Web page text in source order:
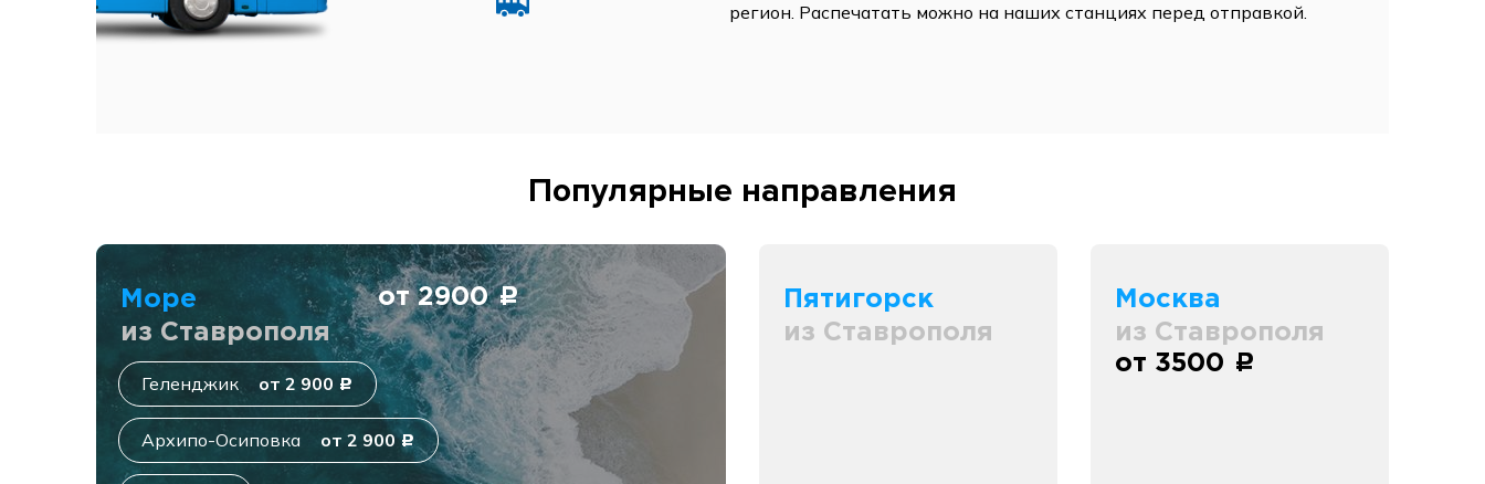
регион. Распечатать можно на наших станциях перед отправкой.
Популярные направления
Море
из Ставрополя
от 2900c
Геленджик от 2 900 c
Архипо-Осиповка от 2 900c
Пятигорск
из Ставрополя
Москва
из Ставрополя
от 3500 c